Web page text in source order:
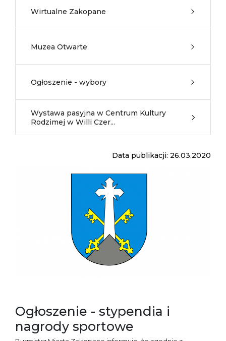
Wirtualne Zakopane
Muzea Otwarte
Ogłoszenie - wybory
Wystawa pasyjna w Centrum Kultury
Rodzimej w Willi Czer...
Data publikacji: 26.03.2020
Ogłoszenie - stypendia i
nagrody sportowe